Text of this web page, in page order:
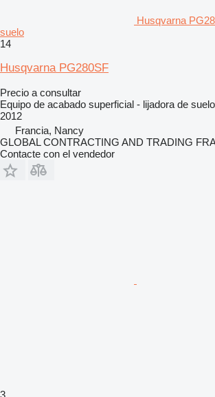
Husqvarna
suelo
14
Husqvarna PG280SF
Precio a consultar
Equipo de acabado superficial - lijadora de suelo
2012
Francia, Nancy
GLOBAL CONTRACTING AND TRADING
Contacte con el vendedor
3